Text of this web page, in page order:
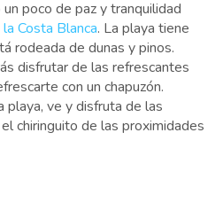
poco de paz y tranquilidad
Costa Blanca. La playa tiene
rodeada de dunas y pinos.
disfrutar de las refrescantes
con un chapuzón.
ve y disfruta de las
chiringuito de las proximidades